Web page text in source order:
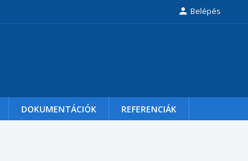
 Belépés
DOKUMENTÁCIÓK REFERENCIÁK